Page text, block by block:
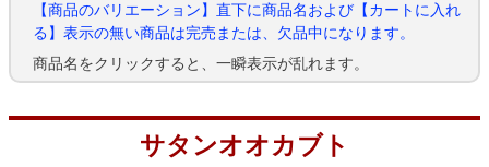
【商品のバリエーション】直下に商品名および【カートに入れ
る】表示の無い商品は完売または、欠品中になります。
商品名をクリックすると、一瞬表示が乱れます。
サタンオオカブト